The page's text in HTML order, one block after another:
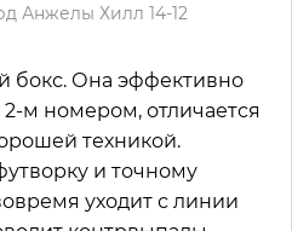
Анжелы Хилл 14-12
бокс. Она эффективно
2-м номером, отличается
техникой.
и точному
уходит с линии